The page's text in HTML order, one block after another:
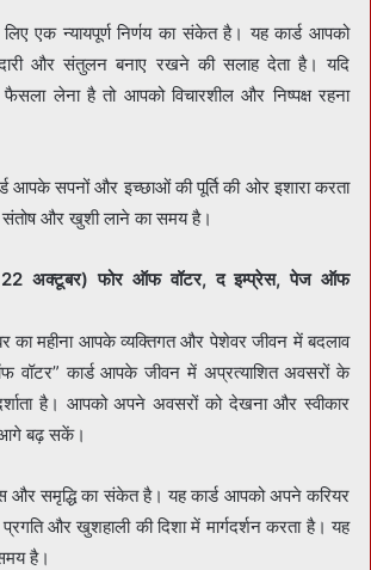
एक न्यायपूर्ण निर्णय का संकेत है। यह कार्ड आपको
और संतुलन बनाए रखने की सलाह देता है। यदि
लेना है तो आपको विचारशील और निष्पक्ष रहना
आपके सपनों और इच्छाओं की पूर्ति की ओर इशारा करता
और खुशी लाने का समय है।
अक्टूबर) फोर ऑफ वॉटर, द इम्प्रेस, पेज ऑफ
का महीना आपके व्यक्तिगत और पेशेवर जीवन में बदलाव
वॉटर” कार्ड आपके जीवन में अप्रत्याशित अवसरों के
है। आपको अपने अवसरों को देखना और स्वीकार
आगे बढ़ सकें।
और समृद्धि का संकेत है। यह कार्ड आपको अपने करियर
और खुशहाली की दिशा में मार्गदर्शन करता है। यह
है।